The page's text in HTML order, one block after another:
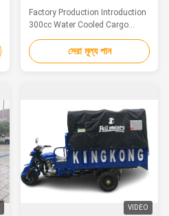
সিলিন্ডার ইলেকট্রিক ট্রাইক
Factory Production Introduction
300cc Water Cooled Cargo
Motor Tricycle 1.3*2m Cargo
Box 5.00-13 Tyre Whole Shed
Details: Main Technical
cooled,Singlecylinder,4-stroke
Starting Mode Kick/Electric
Clutch Manual, wet, multiple ...
সেরা মূল্য পান
VIDEO